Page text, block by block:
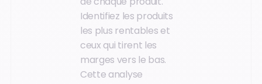
Identifiez les produits
les plus rentables et
ceux qui tirent les
marges vers le bas.
Cette analyse